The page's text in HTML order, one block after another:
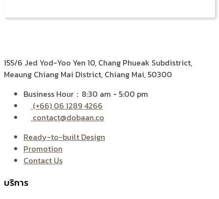
155/6 Jed Yod-Yoo Yen 10, Chang Phueak Subdistrict,
Meaung Chiang Mai District, Chiang Mai, 50300
Business Hour：8:30 am - 5:00 pm
(+66) 06 1289 4266
contact@dobaan.co
Ready-to-built Design
Promotion
Contact Us
บริการ